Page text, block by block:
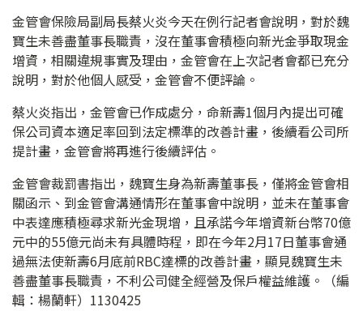
金管會保險局副局長蔡火炎今天在例行記者會說明，對於魏
寶生未善盡董事長職責，沒在董事會積極向新光金爭取現金
增資，相關違規事實及理由，金管會在上次記者會都已充分
說明，對於他個人感受，金管會不便評論。
蔡火炎指出，金管會已作成處分，命新壽1個月內提出可確
保公司資本適足率回到法定標準的改善計畫，後續看公司所
提計畫，金管會將再進行後續評估。
金管會裁罰書指出，魏寶生身為新壽董事長，僅將金管會相
關函示、到金管會溝通情形在董事會中說明，並未在董事會
中表達應積極尋求新光金現增，且承諾今年增資新台幣70億
元中的55億元尚未有具體時程，即在今年2月17日董事會通
過無法使新壽6月底前RBC達標的改善計畫，顯見魏寶生未
善盡董事長職責，不利公司健全經營及保戶權益維護。（編
輯：楊蘭軒）1130425